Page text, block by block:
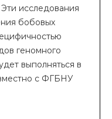
исследования
бобовых
геномного
выполняться в
с ФГБНУ